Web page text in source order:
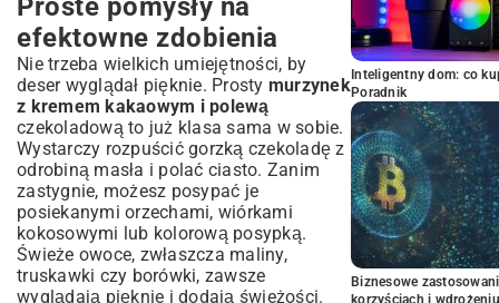
Proste pomysły na
efektowne zdobienia
Nie trzeba wielkich umiejętności, by
deser wyglądał pięknie. Prosty murzynek
z kremem kakaowym i polewą
czekoladową to już klasa sama w sobie.
Wystarczy rozpuścić gorzką czekoladę z
odrobiną masła i polać ciasto. Zanim
zastygnie, możesz posypać je
posiekanymi orzechami, wiórkami
kokosowymi lub kolorową posypką.
Świeże owoce, zwłaszcza maliny,
truskawki czy borówki, zawsze
wyglądają pięknie i dodają świeżości.
Inteligentny dom: co
Poradnik
Biznesowe
korzyściach i wdrożeniu